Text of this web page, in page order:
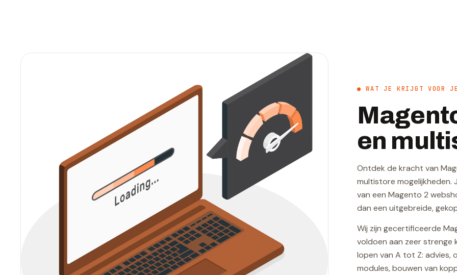
● WAT JE KRIJGT VOOR JE
en
Ontdek de kracht van
multistore mogelijkheden.
van een Magento 2
dan een uitgebreide,
Wij zijn gecertificeerde
voldoen aan zeer strenge
lopen van A tot Z: advies,
modules, bouwen van